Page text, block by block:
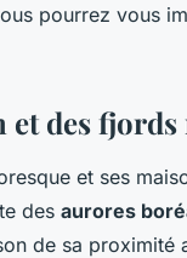
pourrez vous
et des
et ses
des aurores
de sa proximité